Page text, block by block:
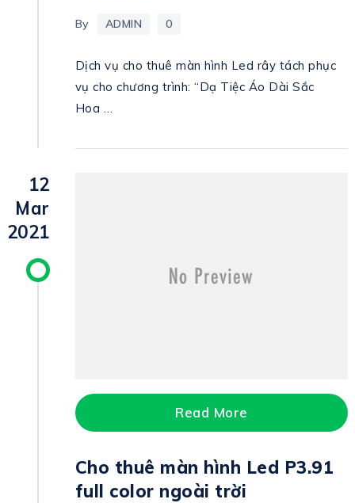
By ADMIN 0
Dịch vụ cho thuê màn hình Led rây tách phục
vụ cho chương trình: “Dạ Tiệc Áo Dài Sắc
Hoa …
12
Mar
2021
Read More
Cho thuê màn hình Led P3.91
full color ngoài trời